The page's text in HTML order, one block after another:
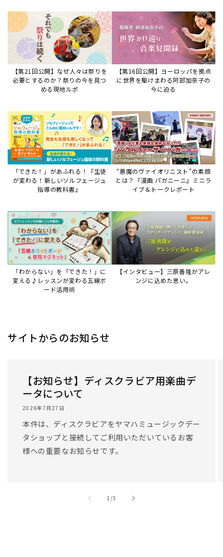
【第21回公開】なぜ人々は祭りを
必要とするのか？祭りの今を見つ
める現地ルポ
【第16回公開】ヨーロッパを拠点
に世界を駆けまわる阿部加奈子の
今に迫る
「できた！」があふれる！『生徒
が変わる！新しいソルフェージュ
指導の教科書』
“悪魔のヴァイオリニスト”の素顔
とは？『漫画 パガニーニ』ミニラ
イブ＆トークレポート
「わからない」を「できた！」に
変える♪レッスンが変わる五線ボ
ード活用術
【インタビュー】三原善隆がアレ
ンジに込めた思い。
サイトからのお知らせ
【お知らせ】ディスクラビア用楽曲デ
ータについて
2026年7月27日
本件は、ディスクラビアをヤマハミュージックデー
タショップと接続してご利用いただいているお客
様への重要なお知らせです。
1 //3